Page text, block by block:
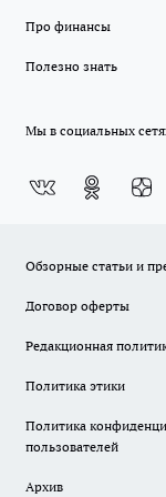
Про финансы
Полезно знать
Мы в социальных
Обзорные статьи и
Договор оферты
Редакционная
Политика этики
Политика
пользователей
Архив